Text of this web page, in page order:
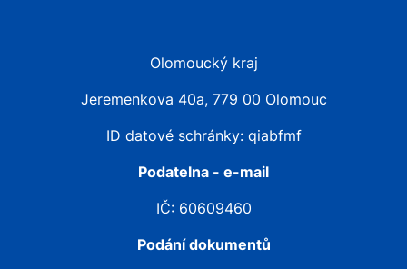
Olomoucký kraj
Jeremenkova 40a, 779 00 Olomouc
ID datové schránky: qiabfmf
Podatelna - e-mail
IČ: 60609460
Podání dokumentů